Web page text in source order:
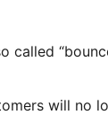
called
will no